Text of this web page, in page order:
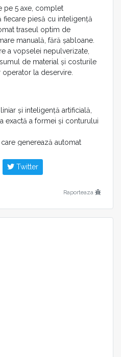
pe 5 axe, complet
fiecare piesă cu inteligență
traseul optim de
manuală, fără șabloane.
a vopselei nepulverizate,
de material și costurile
la deservire.
și inteligență artificială,
exactă a formei și conturului
generează automat
fluidă a pistolului pe
a vopselei, care colectează
și reduce pierderile de
un calculator industrial +
pentru funcționare rapidă și
active + sistem de
(pompe), de la
Kremlin
m (L) × 3,5 m (l) × 3,0 m (H)
Twitter
Raporteaza